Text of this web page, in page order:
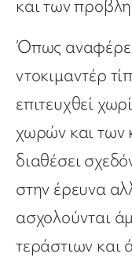
και των
Όπως αναφέρει
ντοκιμαντέρ
επιτευχθεί
χωρών και των
διαθέσει
στην έρευνα
ασχολούνται
τεράστιων